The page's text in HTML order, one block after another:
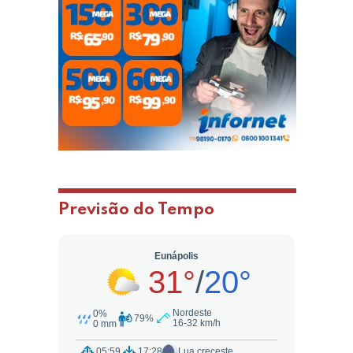
Previsão do Tempo